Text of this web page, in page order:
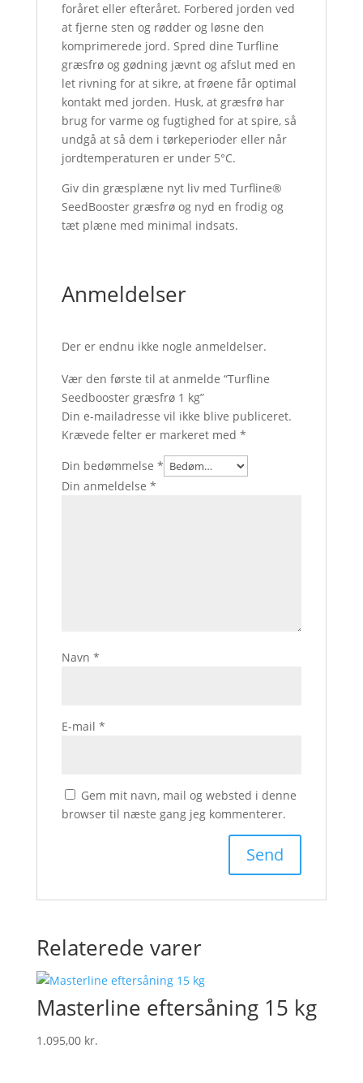
foråret eller efteråret. Forbered jorden ved
at fjerne sten og rødder og løsne den
komprimerede jord. Spred dine Turfline
græsfrø og gødning jævnt og afslut med en
let rivning for at sikre, at frøene får optimal
kontakt med jorden. Husk, at græsfrø har
brug for varme og fugtighed for at spire, så
undgå at så dem i tørkeperioder eller når
jordtemperaturen er under 5°C.
Giv din græsplæne nyt liv med Turfline®
SeedBooster græsfrø og nyd en frodig og
tæt plæne med minimal indsats.
Anmeldelser
Der er endnu ikke nogle anmeldelser.
Vær den første til at anmelde “Turfline
Seedbooster græsfrø 1 kg”
Din e-mailadresse vil ikke blive publiceret.
Krævede felter er markeret med *
Din bedømmelse *
Din anmeldelse *
Navn *
E-mail *
Gem mit navn, mail og websted i denne
browser til næste gang jeg kommenterer.
Relaterede varer
Masterline eftersåning 15 kg
1.095,00 kr.